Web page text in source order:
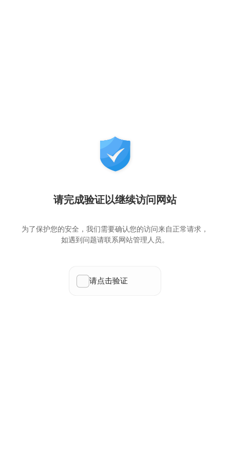
请完成验证以继续访问网站
为了保护您的安全，我们需要确认您的访问来自正常请求，
如遇到问题请联系网站管理人员。